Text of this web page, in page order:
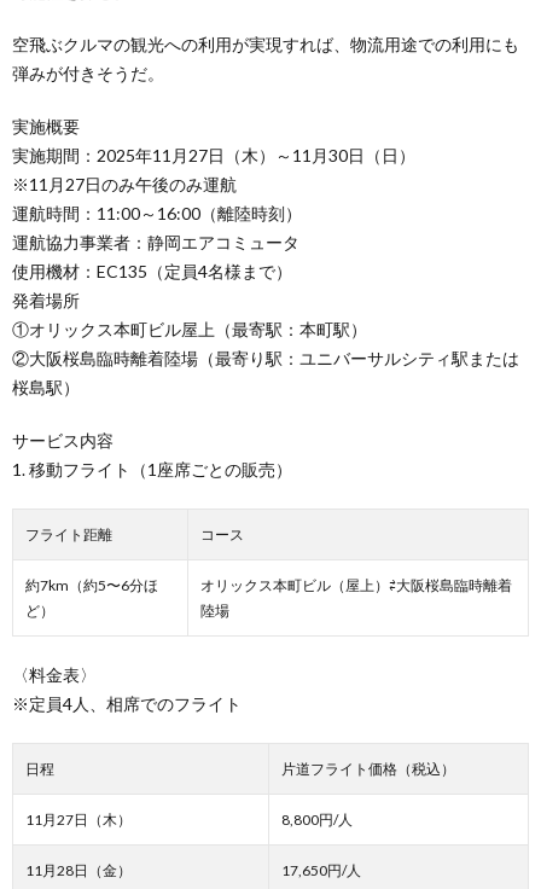
空飛ぶクルマの観光への利用が実現すれば、物流用途での利用にも
弾みが付きそうだ。
実施概要
実施期間：2025年11月27日（木）～11月30日（日）
※11月27日のみ午後のみ運航
運航時間：11:00～16:00（離陸時刻）
運航協力事業者：静岡エアコミュータ
使用機材：EC135（定員4名様まで）
発着場所
①オリックス本町ビル屋上（最寄駅：本町駅）
②大阪桜島臨時離着陸場（最寄り駅：ユニバーサルシティ駅または
桜島駅）
サービス内容
1. 移動フライト（1座席ごとの販売）
フライト距離 コース
約7km（約5〜6分ほ
ど）
オリックス本町ビル（屋上）⇄大阪桜島臨時離着
陸場
〈料金表〉
※定員4人、相席でのフライト
日程 片道フライト価格（税込）
11月27日（木） 8,800円/人
11月28日（金） 17,650円/人